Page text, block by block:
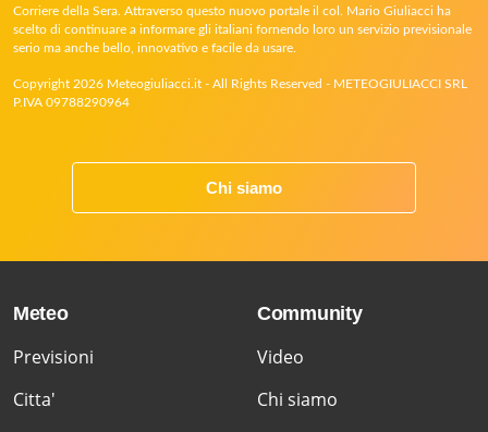
Corriere della Sera. Attraverso questo nuovo portale il col. Mario Giuliacci ha
scelto di continuare a informare gli italiani fornendo loro un servizio previsionale
serio ma anche bello, innovativo e facile da usare.
Copyright 2026 Meteogiuliacci.it - All Rights Reserved - METEOGIULIACCI SRL
P.IVA 09788290964
Chi siamo
Meteo
Previsioni
Citta'
Community
Video
Chi siamo